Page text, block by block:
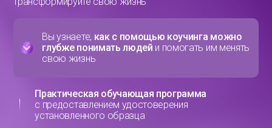
Вы узнаете, как с помощью коучинга можно
глубже понимать людей и помогать им менять
свою жизнь
Практическая обучающая программа
с предоставлением удостоверения
установленного образца